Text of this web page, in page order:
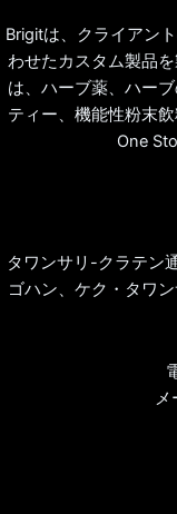
Brigitは、クライアン
わせたカスタム製品
は、ハーブ薬、ハー
ティー、機能性粉末
One
タワンサリ-クラテン
ゴハン、ケク・タワ
メ